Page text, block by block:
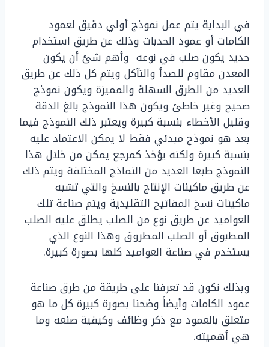
في البداية يتم عمل نموذج أولي دقيق لعمود
الكامات أو عمود الحدبات وذلك عن طريق استخدام
حديد يكون صلب في نوعه وأهم شئ أن يكون
المعدن مقاوم للصدأ والتآكل ويتم كل ذلك عن طريق
العديد من الطرق السهلة والمميزة ويكون نموذج
صحيح وغير خاطئ ويكون هذا النموذج بالغ الدقة
وقليل الأخطاء بنسبة كبيرة ويعتبر ذلك النموذج فيما
بعد هو نموذج مبدئي فقط لا يمكن الاعتماد عليه
بنسبة كبيرة ولكنه يؤخذ كمرجع يمكن من خلال هذا
النموذج طبعا العديد من النماذج المختلفة ويتم ذلك
عن طريق ماكينات الإنتاج بالنسخ والتي تشبه
ماكينات نسخ المفاتيح التقليدية ويتم صناعة تلك
العواميد عن طريق نوع من الصلب يطلق عليه الصلب
المطبوق أو الصلب المطروق وهذا النوع الذي
يستخدم في صناعة العواميد كلها بصورة كبيرة.
وبذلك نكون قد تعرفنا على طريقة من طرق صناعة
عمود الكامات وأيضاً وضحنا بصورة كبيرة كل ما هو
متعلق بالعمود مع ذكر وظائف وكيفية صنعه وما
هي أهميته.